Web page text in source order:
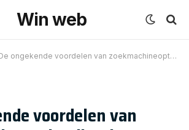
Win web
ongekende voordelen van zoekmachineoptimalisatie voor jouw bedrijf
voordelen van